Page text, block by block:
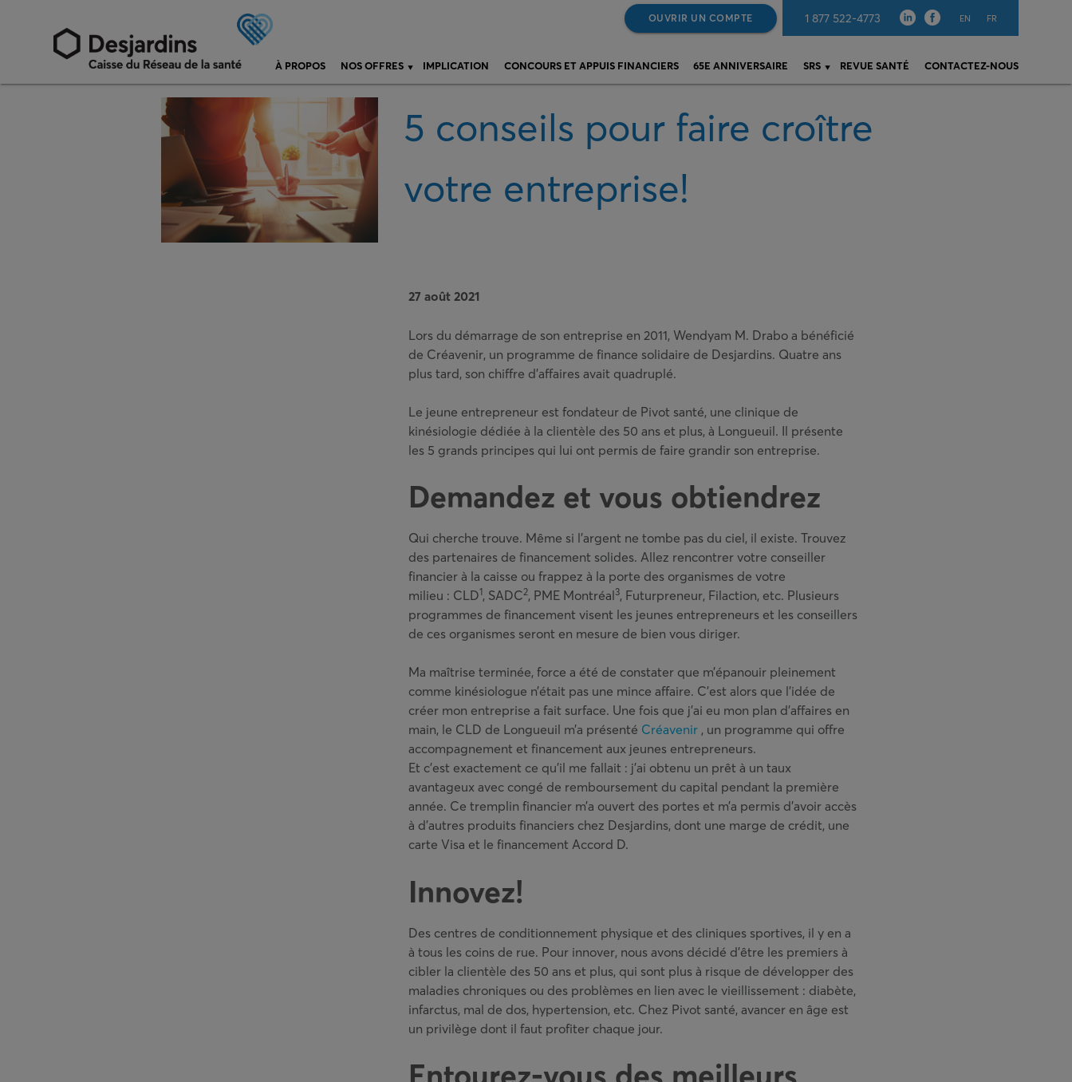
OUVRIR UN COMPTE 1 877 522-4773 EN FR
À PROPOS NOS OFFRES IMPLICATION CONCOURS ET APPUIS FINANCIERS 65E ANNIVERSAIRE SRS REVUE SANTÉ CONTACTEZ-NOUS
5 conseils pour faire croître
votre entreprise!
27 août 2021
Lors du démarrage de son entreprise en 2011, Wendyam M. Drabo a bénéficié
de Créavenir, un programme de finance solidaire de Desjardins. Quatre ans
plus tard, son chiffre d’affaires avait quadruplé.
Le jeune entrepreneur est fondateur de Pivot santé, une clinique de
kinésiologie dédiée à la clientèle des 50 ans et plus, à Longueuil. Il présente
les 5 grands principes qui lui ont permis de faire grandir son entreprise.
Demandez et vous obtiendrez
Qui cherche trouve. Même si l’argent ne tombe pas du ciel, il existe. Trouvez
des partenaires de financement solides. Allez rencontrer votre conseiller
financier à la caisse ou frappez à la porte des organismes de votre
milieu : CLD1, SADC2, PME Montréal3, Futurpreneur, Filaction, etc. Plusieurs
programmes de financement visent les jeunes entrepreneurs et les conseillers
de ces organismes seront en mesure de bien vous diriger.
Ma maîtrise terminée, force a été de constater que m’épanouir pleinement
comme kinésiologue n’était pas une mince affaire. C’est alors que l’idée de
créer mon entreprise a fait surface. Une fois que j’ai eu mon plan d’affaires en
main, le CLD de Longueuil m’a présenté Créavenir , un programme qui offre
accompagnement et financement aux jeunes entrepreneurs.
Et c’est exactement ce qu’il me fallait : j’ai obtenu un prêt à un taux
avantageux avec congé de remboursement du capital pendant la première
année. Ce tremplin financier m’a ouvert des portes et m’a permis d’avoir accès
à d’autres produits financiers chez Desjardins, dont une marge de crédit, une
carte Visa et le financement Accord D.
Innovez!
Des centres de conditionnement physique et des cliniques sportives, il y en a
à tous les coins de rue. Pour innover, nous avons décidé d’être les premiers à
cibler la clientèle des 50 ans et plus, qui sont plus à risque de développer des
maladies chroniques ou des problèmes en lien avec le vieillissement : diabète,
infarctus, mal de dos, hypertension, etc. Chez Pivot santé, avancer en âge est
un privilège dont il faut profiter chaque jour.